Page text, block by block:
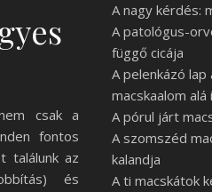
csak a
fontos
találunk az
és
A nagy kérdés:
A patológus-
függő cicája
A pelenkázó
macskaalom
A pórul járt
A szomszéd
kalandja
A ti macskátok